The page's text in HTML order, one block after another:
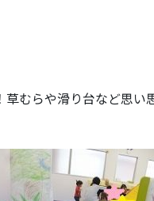
むらや滑り台など思